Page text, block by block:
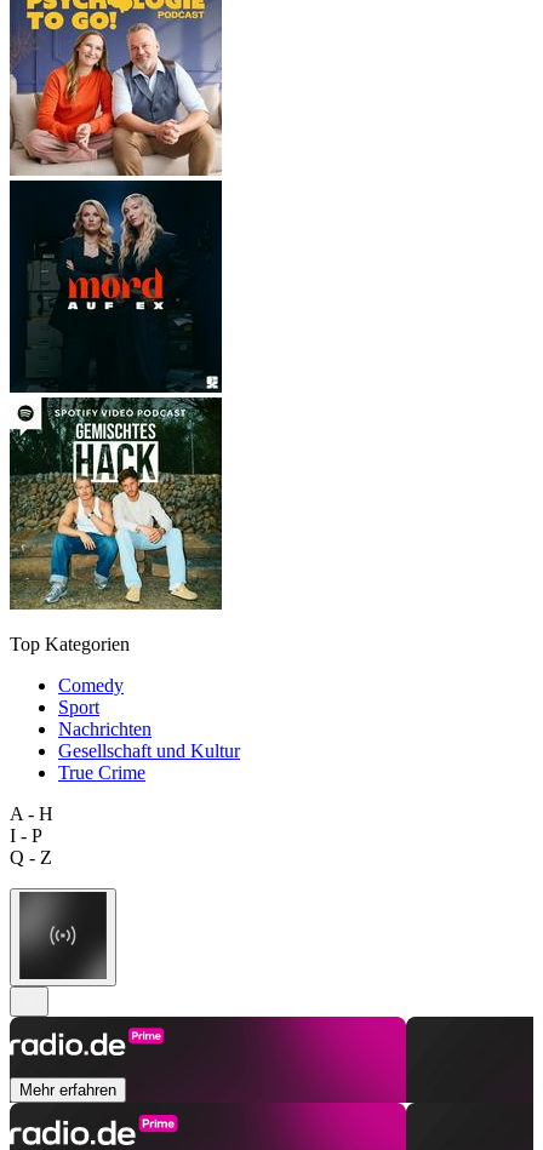
Top Kategorien
Comedy
Sport
Nachrichten
Gesellschaft und Kultur
True Crime
A - H
I - P
Q - Z
Mehr erfahren